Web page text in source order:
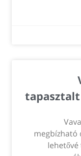
megbízható